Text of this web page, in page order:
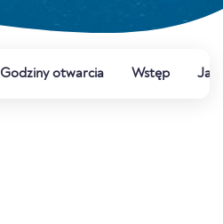
Godziny otwarcia Wstęp